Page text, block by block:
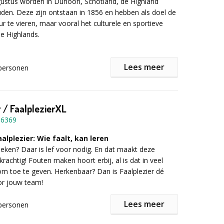
l'eau d'heure
informatie of een vrijblijvende offerte het
Deze zijn ontstaan in 1856 en hebben als doel de
te vieren, maar vooral het culturele en sportieve
Highlands.
ontmoeten. U wordt begroet door het geluid
zakken ..., de vele proeven volgen elkaar op tijdens
leuke en spannende competitie.
Lees meer
/ FaalplezierXL
Wie faalt, kan leren
Daar is lef voor nodig. En dat maakt deze
Fouten maken hoort erbij, al is dat in veel
toe te geven. Herkenbaar? Dan is Faalplezier dé
jouw team!
Lees meer